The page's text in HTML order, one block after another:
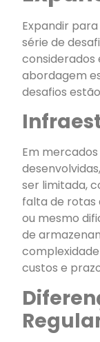
Expandir
série de
considerados
abordagem
desafios
Em
ser limitada,
falta de rotas
ou mesmo
de
custos e